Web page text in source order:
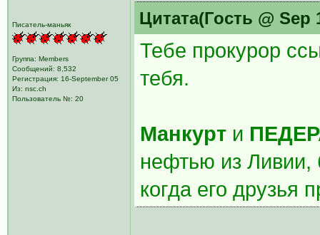
Писатель-маньяк
Группа: Members
Сообщений: 8,532
Регистрация: 16-September 05
Из: nsc.ch
Пользователь №: 20
Цитата(Гость @ Sep
Тебе прокурор
тебя.
Манкурти
нефтью из
когда его друзья